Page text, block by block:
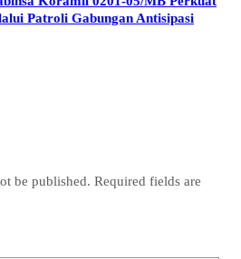
Patroli Gabungan Antisipasi
be published. Required fields are